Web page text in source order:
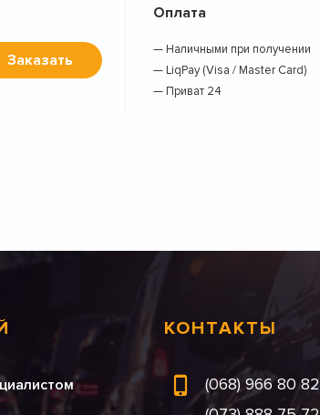
Заказать
Оплата
— Наличными при получении
— LiqPay (Visa / Master Card)
— Приват 24
КОНТАКТЫ
(068) 966 80 82